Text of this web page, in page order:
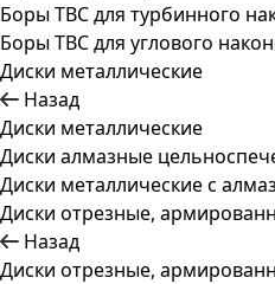
Боры ТВС для турбинного
Боры ТВС для углового
Диски металлические
Назад
Диски металлические
Диски алмазные
Диски металлические с
Диски отрезные,
Назад
Диски отрезные,